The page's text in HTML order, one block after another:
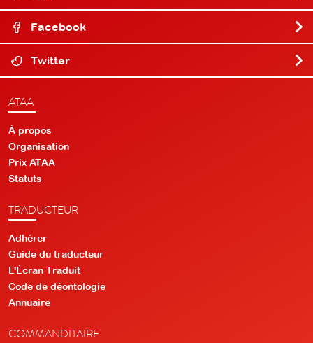
Facebook
Twitter
ATAA
À propos
Organisation
Prix ATAA
Statuts
TRADUCTEUR
Adhérer
Guide du traducteur
L'Écran Traduit
Code de déontologie
Annuaire
COMMANDITAIRE